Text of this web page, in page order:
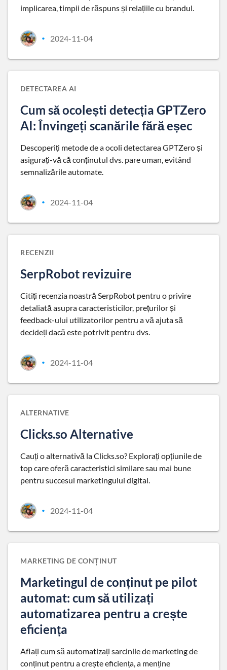
implicarea, timpii de răspuns și relațiile cu brandul.
• 2024-11-04
DETECTAREA AI
Cum să ocolești detecția GPTZero
AI: Învingeți scanările fără eșec
Descoperiți metode de a ocoli detectarea GPTZero și
asigurați-vă că conținutul dvs. pare uman, evitând
semnalizările automate.
• 2024-11-04
RECENZII
SerpRobot revizuire
Citiți recenzia noastră SerpRobot pentru o privire
detaliată asupra caracteristicilor, prețurilor și
feedback-ului utilizatorilor pentru a vă ajuta să
decideți dacă este potrivit pentru dvs.
• 2024-11-04
ALTERNATIVE
Clicks.so Alternative
Cauți o alternativă la Clicks.so? Explorați opțiunile de
top care oferă caracteristici similare sau mai bune
pentru succesul marketingului digital.
• 2024-11-04
MARKETING DE CONȚINUT
Marketingul de conținut pe pilot
automat: cum să utilizați
automatizarea pentru a crește
eficiența
Aflați cum să automatizați sarcinile de marketing de
conținut pentru a crește eficiența, a menține